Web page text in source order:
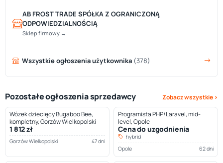
AB FROST TRADE SPÓŁKA Z OGRANICZONĄ
ODPOWIEDZIALNOŚCIĄ
Sklep firmowy →
Wszystkie ogłoszenia użytkownika (378)
Pozostałe ogłoszenia sprzedawcy
Zobacz wszystkie ›
Wózek dziecięcy Bugaboo Bee,
kompletny, Gorzów Wielkopolski
1 812 zł
Gorzów Wielkopolski 47 dni
Programista PHP/Laravel, mid-
level, Opole
Cena do uzgodnienia
hybrid
Opole
62 dni